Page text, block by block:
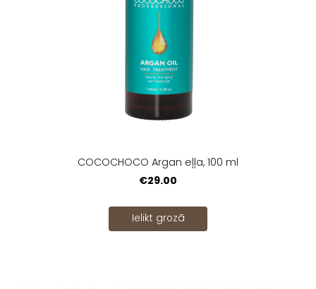
COCOCHOCO Argan eļļa, 100 ml
€29.00
Ielikt grozā